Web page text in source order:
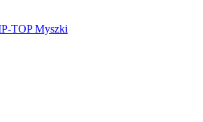
TOP Myszki